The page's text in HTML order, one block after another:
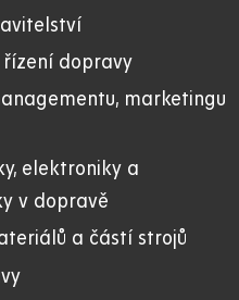
dopravy
marketingu
elektroniky a
v dopravě
a částí strojů